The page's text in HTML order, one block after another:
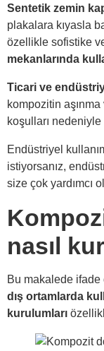
Sentetik zemin
plakalara kıyasla
özellikle sofistike
mekanlarında
Ticari ve
kompozitin
koşulları
Endüstriyel
istiyorsanız,
size çok yardımcı
nasıl
Bu makalede
dış ortamlarda
kurulumları